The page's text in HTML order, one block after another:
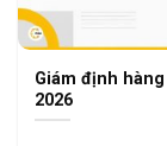
Giám định
2026